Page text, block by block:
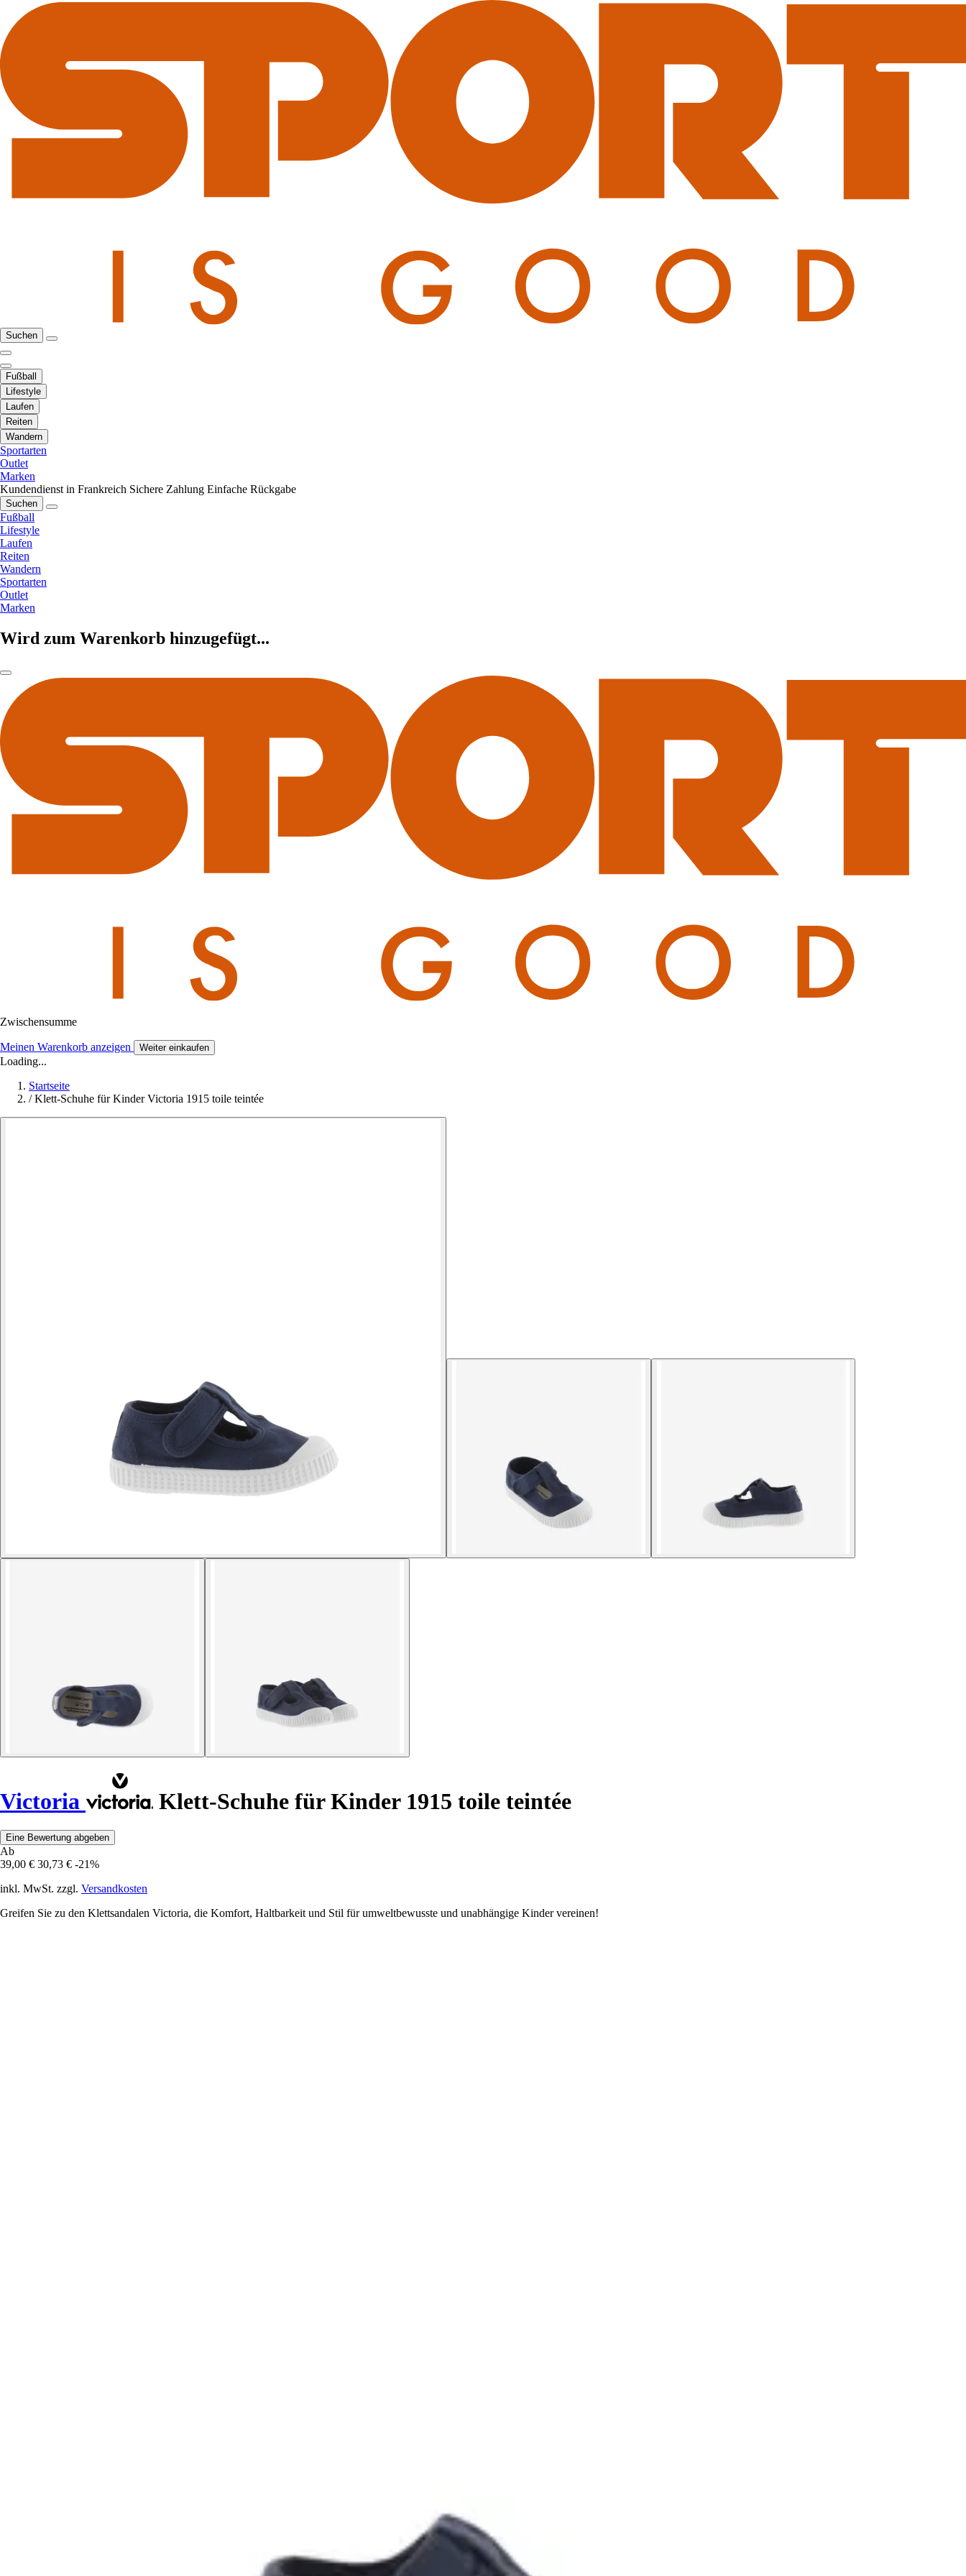
Suchen
Fußball
Lifestyle
Laufen
Reiten
Wandern
Sportarten
Outlet
Marken
Kundendienst in Frankreich Sichere Zahlung Einfache Rückgabe
Suchen
Fußball
Lifestyle
Laufen
Reiten
Wandern
Sportarten
Outlet
Marken
Wird zum Warenkorb hinzugefügt...
Zwischensumme
Meinen Warenkorb anzeigen Weiter einkaufen
Loading...
Startseite
/ Klett-Schuhe für Kinder Victoria 1915 toile teintée
Victoria Klett-Schuhe für Kinder 1915 toile teintée
Eine Bewertung abgeben
Ab
39,00 € 30,73 € -21%
inkl. MwSt. zzgl. Versandkosten
Greifen Sie zu den Klettsandalen Victoria, die Komfort, Haltbarkeit und Stil für umweltbewusste und unabhängige Kinder vereinen!